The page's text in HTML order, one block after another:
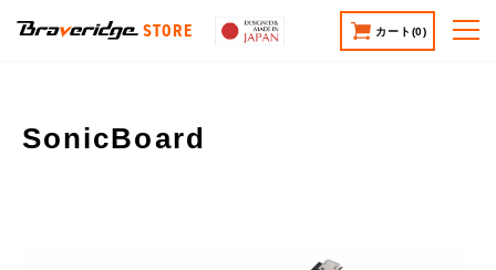
STORE カート (0)
SonicBoard